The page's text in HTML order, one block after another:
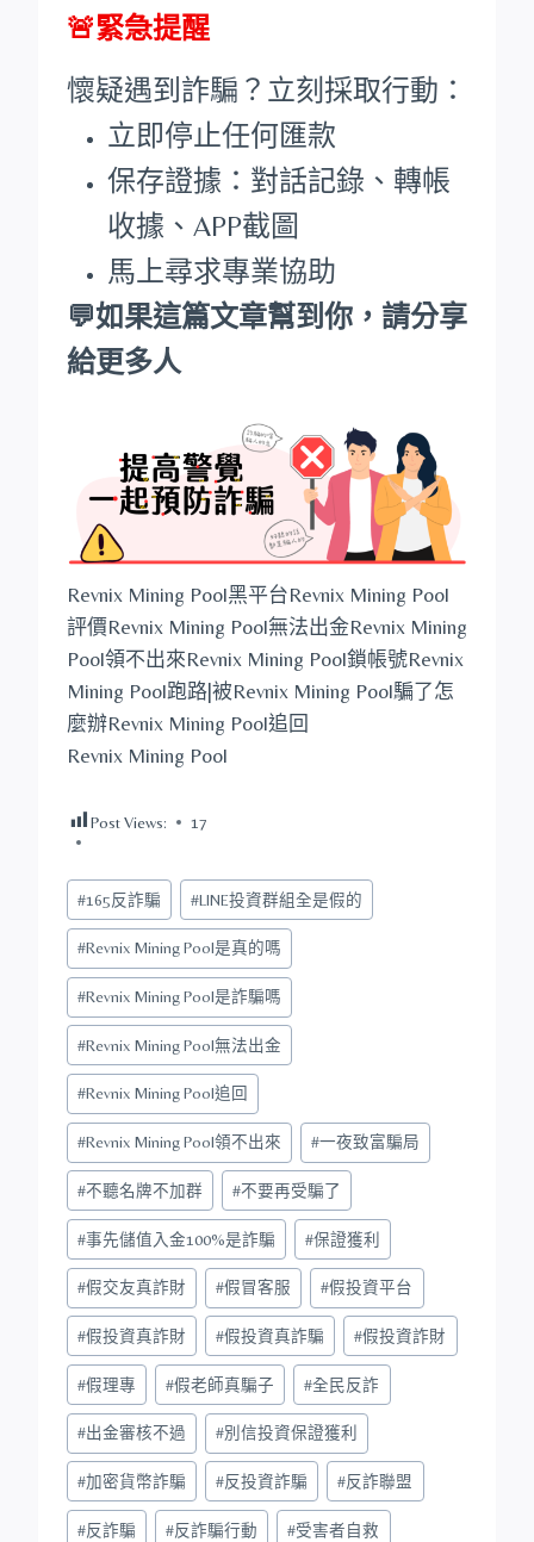
🚨緊急提醒
懷疑遇到詐騙？立刻採取行動：
立即停止任何匯款
保存證據：對話記錄、轉帳
收據、APP截圖
馬上尋求專業協助
💬如果這篇文章幫到你，請分享
給更多人
Revnix Mining Pool黑平台Revnix Mining Pool
評價Revnix Mining Pool無法出金Revnix Mining
Pool領不出來Revnix Mining Pool鎖帳號Revnix
Mining Pool跑路|被Revnix Mining Pool騙了怎
麼辦Revnix Mining Pool追回
Revnix Mining Pool
Post Views: 17
Post
Tags:
#165反詐騙 #LINE投資群組全是假的
#Revnix Mining Pool是真的嗎
#Revnix Mining Pool是詐騙嗎
#Revnix Mining Pool無法出金
#Revnix Mining Pool追回
#Revnix Mining Pool領不出來 #一夜致富騙局
#不聽名牌不加群 #不要再受騙了
#事先儲值入金100%是詐騙 #保證獲利
#假交友真詐財 #假冒客服 #假投資平台
#假投資真詐財 #假投資真詐騙 #假投資詐財
#假理專 #假老師真騙子 #全民反詐
#出金審核不過 #別信投資保證獲利
#加密貨幣詐騙 #反投資詐騙 #反詐聯盟
#反詐騙 #反詐騙行動 #受害者自救